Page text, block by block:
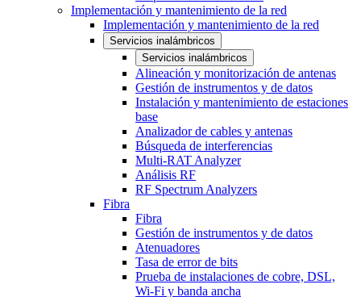
Implementación y mantenimiento de la red
Implementación y mantenimiento de la red
Servicios inalámbricos
Servicios inalámbricos
Alineación y monitorización de antenas
Gestión de instrumentos y de datos
Instalación y mantenimiento de estaciones
base
Analizador de cables y antenas
Búsqueda de interferencias
Multi-RAT Analyzer
Análisis RF
RF Spectrum Analyzers
Fibra
Fibra
Gestión de instrumentos y de datos
Atenuadores
Tasa de error de bits
Prueba de instalaciones de cobre, DSL,
Wi-Fi y banda ancha